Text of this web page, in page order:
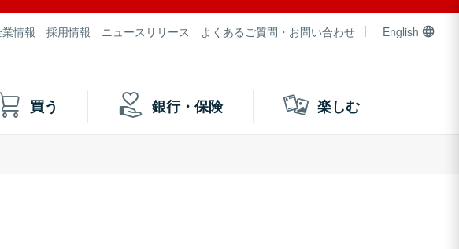
情報 採用情報 ニュースリリース よくあるご質問・お問い合わせ English
買う 銀行・保険 楽しむ